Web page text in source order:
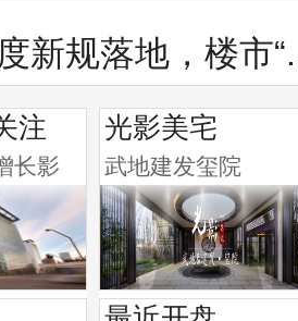
新规落地，楼市“...
注
长影
光影美宅
武地建发玺院